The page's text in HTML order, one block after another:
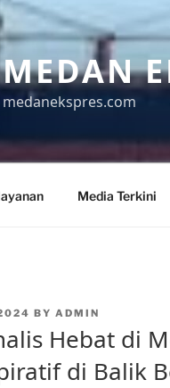
MEDAN
medanekspres.com
Media Terkini
BY ADMIN
Hebat di
di Balik